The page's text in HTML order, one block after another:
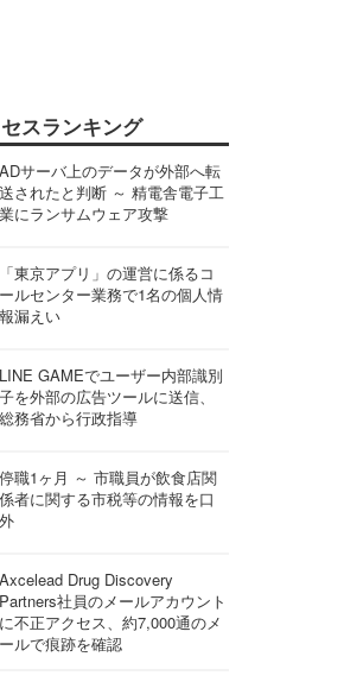
スランキング
ADサーバ上のデータが外部へ転
送されたと判断 ～ 精電舎電子工
業にランサムウェア攻撃
「東京アプリ」の運営に係るコ
ールセンター業務で1名の個人情
報漏えい
LINE GAMEでユーザー内部識別
子を外部の広告ツールに送信、
総務省から行政指導
停職1ヶ月 ～ 市職員が飲食店関
係者に関する市税等の情報を口
外
Axcelead Drug Discovery
Partners社員のメールアカウント
に不正アクセス、約7,000通のメ
ールで痕跡を確認